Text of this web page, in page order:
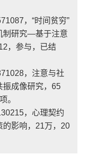
，“时间贫穷”
制研究—基于注意
，参与，已结
，注意与社
振成像研究，65
。
，心理契约
的影响，21万，20